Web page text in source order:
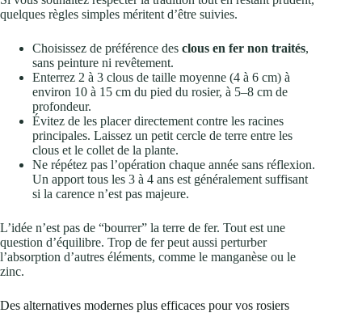
quelques règles simples méritent d’être suivies.
Choisissez de préférence des clous en fer non traités,
sans peinture ni revêtement.
Enterrez 2 à 3 clous de taille moyenne (4 à 6 cm) à
environ 10 à 15 cm du pied du rosier, à 5–8 cm de
profondeur.
Évitez de les placer directement contre les racines
principales. Laissez un petit cercle de terre entre les
clous et le collet de la plante.
Ne répétez pas l’opération chaque année sans réflexion.
Un apport tous les 3 à 4 ans est généralement suffisant
si la carence n’est pas majeure.
L’idée n’est pas de “bourrer” la terre de fer. Tout est une
question d’équilibre. Trop de fer peut aussi perturber
l’absorption d’autres éléments, comme le manganèse ou le
zinc.
Des alternatives modernes plus efficaces pour vos rosiers